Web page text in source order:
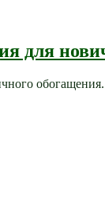
для